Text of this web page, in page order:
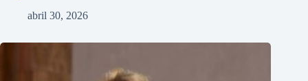
abril 30, 2026